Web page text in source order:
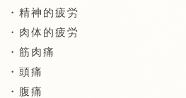
・精神的疲労
・肉体的疲労
・筋肉痛
・頭痛
・腹痛